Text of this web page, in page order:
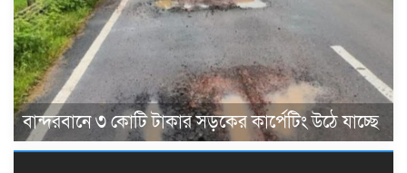
বান্দরবানে ৩ কোটি টাকার সড়কের কার্পেটিং উঠে যাচ্ছে